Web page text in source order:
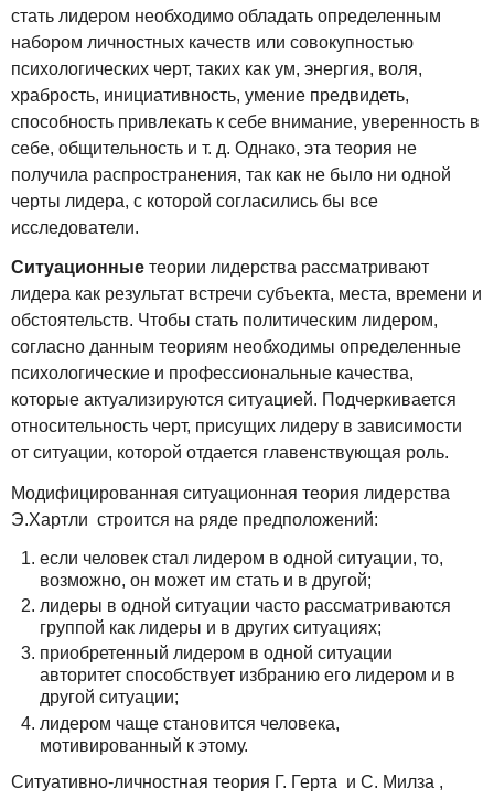
стать лидером необходимо обладать определенным
набором личностных качеств или совокупностью
психологических черт, таких как ум, энергия, воля,
храбрость, инициативность, умение предвидеть,
способность привлекать к себе внимание, уверенность в
себе, общительность и т. д. Однако, эта теория не
получила распространения, так как не было ни одной
черты лидера, с которой согласились бы все
исследователи.
Ситуационные теории лидерства рассматривают
лидера как результат встречи субъекта, места, времени и
обстоятельств. Чтобы стать политическим лидером,
согласно данным теориям необходимы определенные
психологические и профессиональные качества,
которые актуализируются ситуацией. Подчеркивается
относительность черт, присущих лидеру в зависимости
от ситуации, которой отдается главенствующая роль.
Модифицированная ситуационная теория лидерства
Э.Хартли строится на ряде предположений:
если человек стал лидером в одной ситуации, то,
возможно, он может им стать и в другой;
лидеры в одной ситуации часто рассматриваются
группой как лидеры и в других ситуациях;
приобретенный лидером в одной ситуации
авторитет способствует избранию его лидером и в
другой ситуации;
лидером чаще становится человека,
мотивированный к этому.
Ситуативно-личностная теория Г. Герта и С. Милза ,